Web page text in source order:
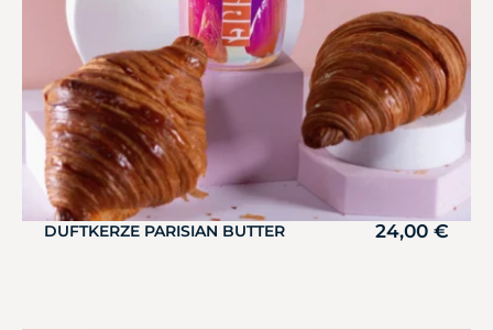
DUFTKERZE PARISIAN BUTTER 24,00 €